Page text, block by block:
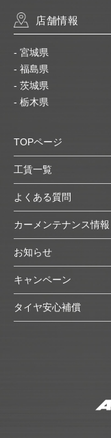
店舗情報
- 宮城県
- 福島県
- 茨城県
- 栃木県
TOPページ
工賃一覧
よくある質問
カーメンテナンス情報
お知らせ
キャンペーン
タイヤ安心補償